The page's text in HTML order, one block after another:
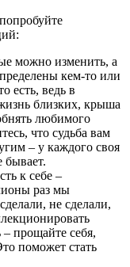
можно изменить, а
кем-то или
есть, ведь в
близких, крыша
любимого
что судьба вам
– у каждого своя
бывает.
к себе –
раз мы
не сделали,
прощайте себя,
поможет стать